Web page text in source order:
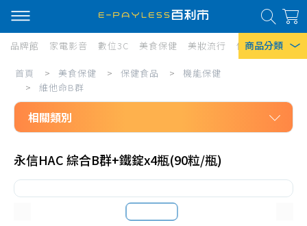
商品分類
熱門搜尋
風扇
口罩
除濕機
衛生紙
品牌館 家電影音 數位3C 美食保健 美妝流行 傢俱寢具 居
美
保
健/
保
健
首頁 > 美食保健 > 保健食品 >
機能保健
>
維他命B群
相關類別
保健食品
永信HAC 綜合B群+鐵錠x4瓶(90粒/瓶)